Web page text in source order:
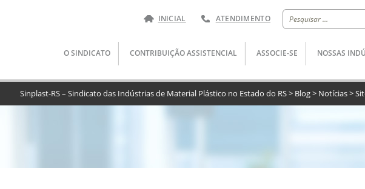
Pesquisar
por:
INICIAL ATENDIMENTO
Pular
o
conteúdo
O SINDICATO CONTRIBUIÇÃO ASSISTENCIAL ASSOCIE-SE NOSSAS
Sinplast-RS – Sindicato das Indústrias de Material Plástico no Estado do RS> Blog> Notícias>